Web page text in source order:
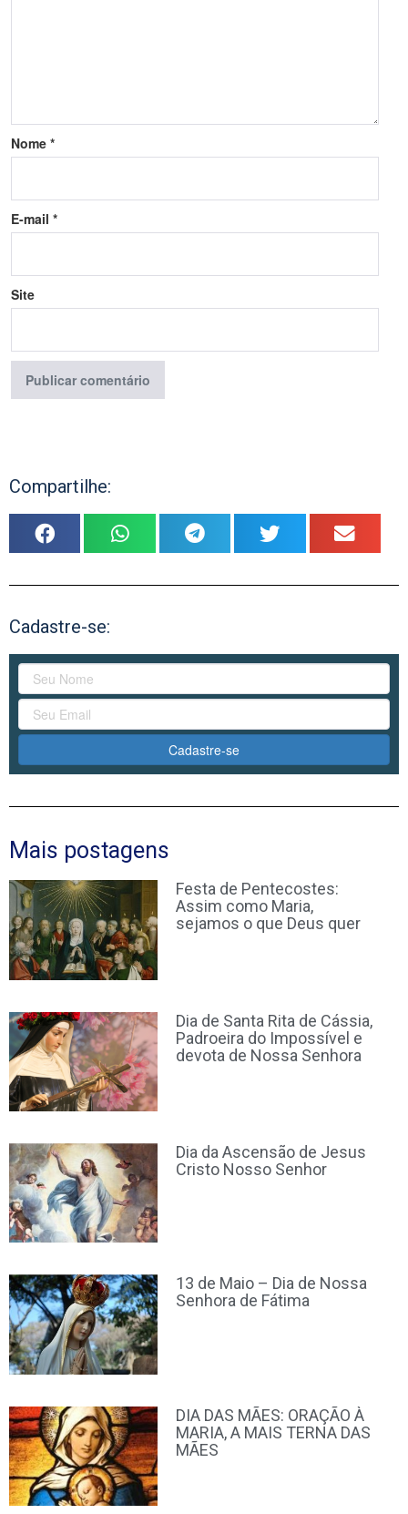
Nome *
E-mail *
Site
Compartilhe:
Cadastre-se:
Cadastre-se
Mais postagens
Festa de Pentecostes:
Assim como Maria,
sejamos o que Deus quer
Dia de Santa Rita de Cássia,
Padroeira do Impossível e
devota de Nossa Senhora
Dia da Ascensão de Jesus
Cristo Nosso Senhor
13 de Maio – Dia de Nossa
Senhora de Fátima
DIA DAS MÃES: ORAÇÃO À
MARIA, A MAIS TERNA DAS
MÃES